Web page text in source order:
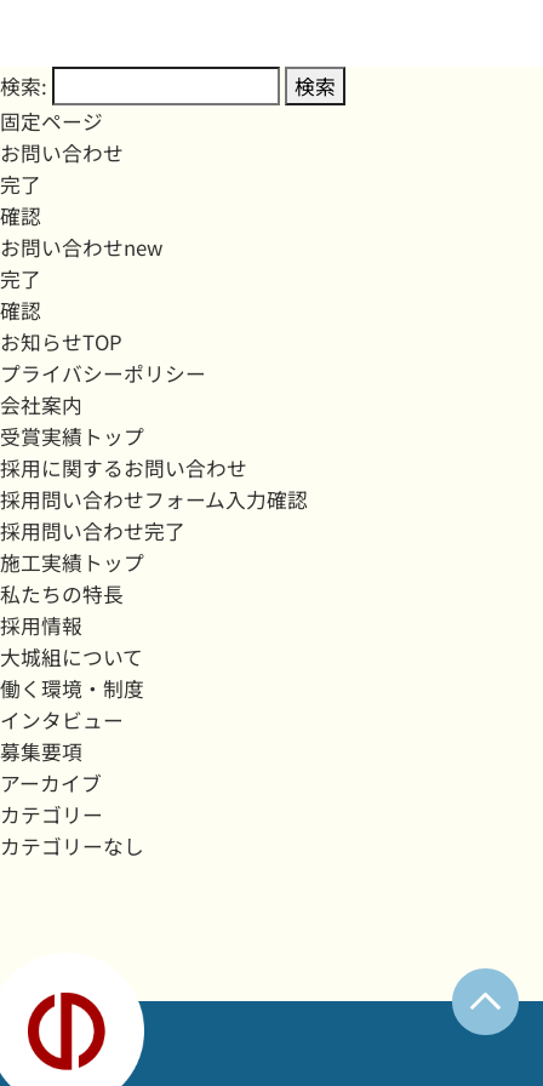
検索:
固定ページ
お問い合わせ
完了
確認
お問い合わせnew
完了
確認
お知らせTOP
プライバシーポリシー
会社案内
受賞実績トップ
採用に関するお問い合わせ
採用問い合わせフォーム入力確認
採用問い合わせ完了
施工実績トップ
私たちの特長
採用情報
大城組について
働く環境・制度
インタビュー
募集要項
アーカイブ
カテゴリー
カテゴリーなし